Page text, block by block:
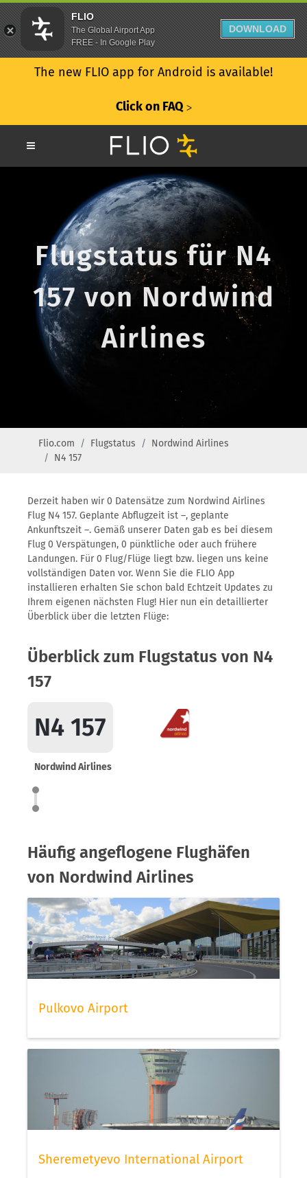
The new FLIO app for Android is available!
Click on FAQ ᐳ
Flugstatus für N4
157 von Nordwind
Airlines
Flio.com Flugstatus
Nordwind Airlines
N4 157
Derzeit haben wir 0 Datensätze zum Nordwind Airlines
Flug N4 157. Geplante Abflugzeit ist –, geplante
Ankunftszeit –. Gemäß unserer Daten gab es bei diesem
Flug 0 Verspätungen, 0 pünktliche oder auch frühere
Landungen. Für 0 Flug/Flüge liegt bzw. liegen uns keine
vollständigen Daten vor. Wenn Sie die FLIO App
installieren erhalten Sie schon bald Echtzeit Updates zu
Ihrem eigenen nächsten Flug! Hier nun ein detaillierter
Überblick über die letzten Flüge:
Überblick zum Flugstatus von N4
157
N4 157
Nordwind Airlines
Häufig angeflogene Flughäfen
von Nordwind Airlines
Pulkovo Airport
Sheremetyevo International Airport
FLIO
The Global Airport App
FREE - In Google Play
DOWNLOAD